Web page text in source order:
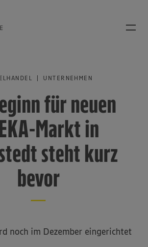
| UNTERNEHMEN
für neuen
Markt in
steht kurz
bevor
noch im Dezember eingerichtet